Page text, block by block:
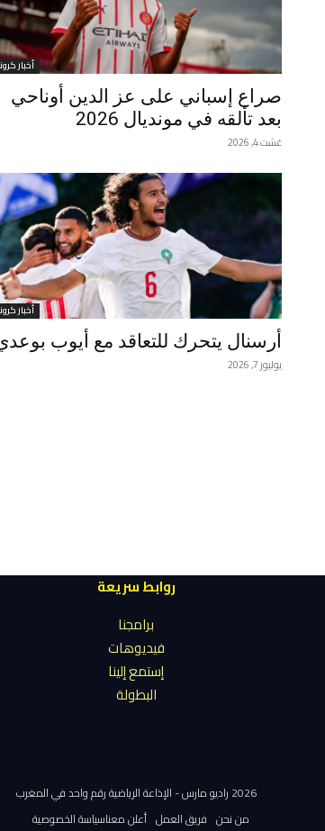
أخبار
صراع إسباني على عز الدين أوناحي
بعد تألقه في مونديال 2026
غشت 4, 2026
أخبار
أرسنال يتحرك للتعاقد مع أيوب
يوليوز 7, 2026
روابط سريعة
برامجنا
فيديوهات
إستمع إلينا
البطولة
2026 راديو مارس - الإذاعة الرياضية رقم واحد في المغرب
من نحن فريق العمل أعلن معناسياسة الخصوصية